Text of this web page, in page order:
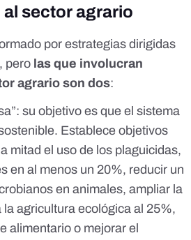
sector agrario
por estrategias dirigidas
pero las que involucran
agrario son dos:
: su objetivo es que el sistema
Establece objetivos
mitad el uso de los plaguicidas,
en al menos un 20%, reducir un
en animales, ampliar la
agricultura ecológica al 25%,
alimentario o mejorar el